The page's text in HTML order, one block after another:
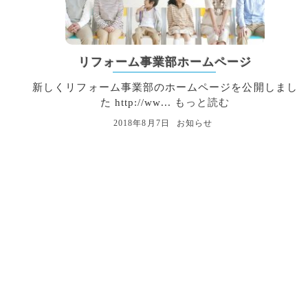
リフォーム事業部ホームページ
新しくリフォーム事業部のホームページを公開しまし
た http://ww...
もっと読む
2018年8月7日 お知らせ